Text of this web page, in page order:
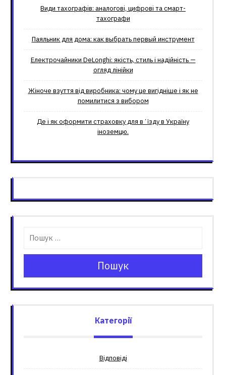
Види тахографів: аналогові, цифрові та смарт-
тахографи
Паяльник для дома: как выбрать первый инструмент
Електрочайники DeLonghi: якість, стиль і надійність —
огляд лінійки
Жіноче взуття від виробника: чому це вигідніше і як не
помилитися з вибором
Де і як оформити страховку для вʼїзду в Україну
іноземцю.
Пошук
Категорії
Відповіді